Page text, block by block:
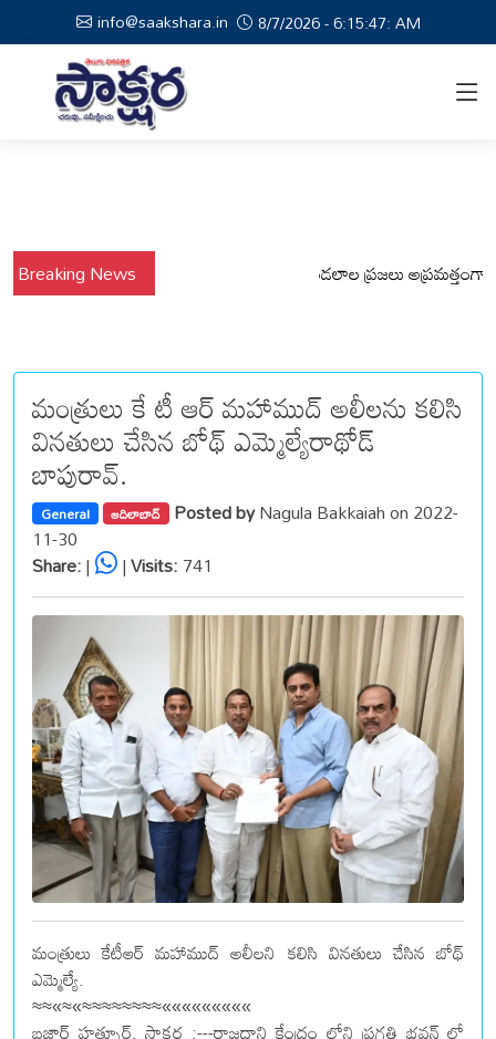
info@saakshara.in 8/7/2026 - 6:15:47: AM
Breaking News
వర్షాల నేపథ్యంలో కోటపల్లి, వేమనపల్లి మండలాల ప్రజలు అప్రమత్తంగా
మంత్రులు కే టీ ఆర్ మహాముద్ అలీలను కలిసి
వినతులు చేసిన బోథ్ ఎమ్మెల్యేరాథోడ్
బాపురావ్.
General ఆదిలాబాద్ Posted byNagula Bakkaiah on 2022-
11-30
Share:| |Visits:741
మంత్రులు కేటీఆర్ మహాముద్ అలీలని కలిసి వినతులు చేసిన బోథ్
ఎమ్మెల్యే.
≈≈«≈«≈≈≈≈≈≈≈≈«««««««««